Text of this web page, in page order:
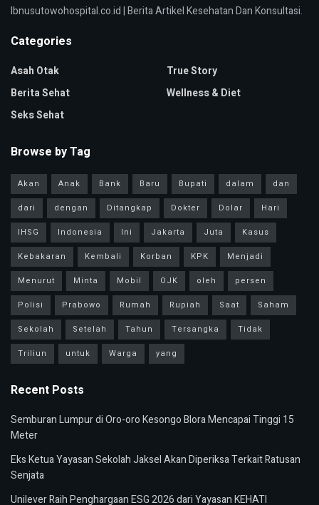
Ibnusutowohospital.co.id | Berita Artikel Kesehatan Dan Konsultasi.
Categories
Asah Otak
Berita Sehat
Seks Sehat
True Story
Wellness & Diet
Browse by Tag
Akan Anak Bank Baru Bupati dalam
dan
dari
dengan Ditangkap Dokter Dolar
Hari
IHSG
Indonesia Ini Jakarta Juta
Kasus
Kebakaran
Kembali Korban KPK
Menjadi
Menurut
Minta Mobil OJK oleh
persen
Polisi
Prabowo Rumah Rupiah Saat
Saham
Sekolah
Setelah Tahun Tersangka
Tidak
Triliun
untuk Warga yang
Recent Posts
Semburan Lumpur di Oro-oro Kesongo Blora Mencapai Tinggi 15
Meter
Eks Ketua Yayasan Sekolah Jaksel Akan Diperiksa Terkait Ratusan
Senjata
Unilever Raih Penghargaan ESG 2026 dari Yayasan KEHATI